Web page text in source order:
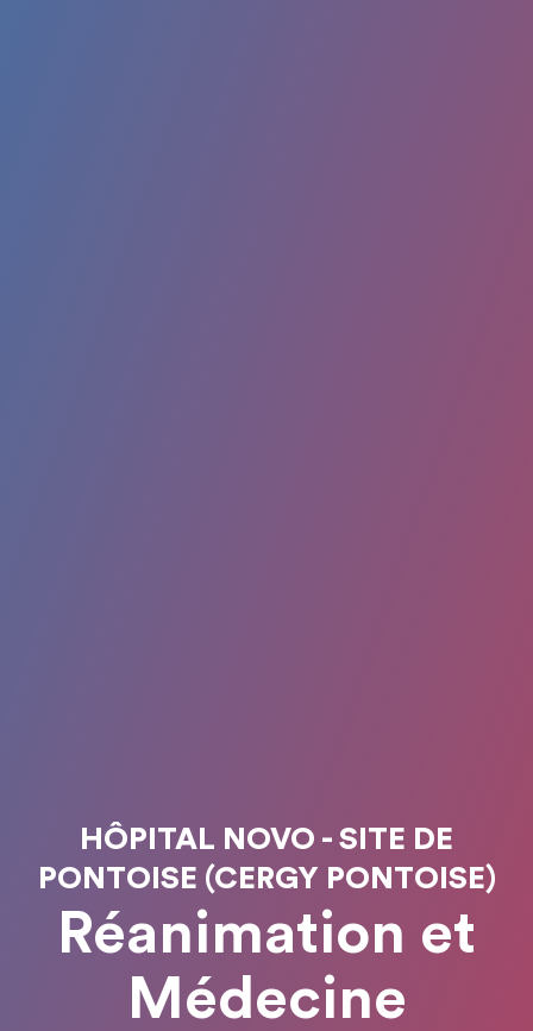
HÔPITAL NOVO - SITE DE
PONTOISE (CERGY PONTOISE)
Réanimation et
Médecine